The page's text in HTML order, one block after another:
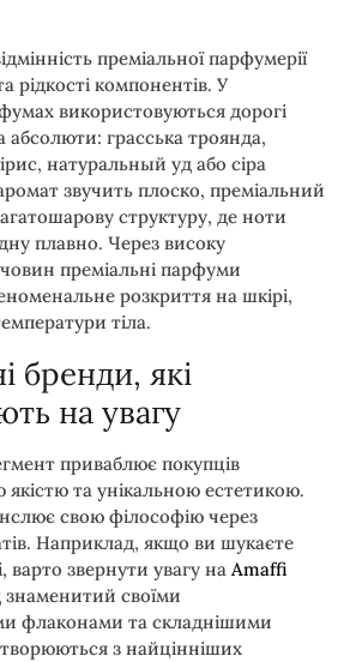
преміальної парфумерії
рідкості компонентів. У
використовуються дорогі
абсолюти: грасська троянда,
натуральный уд або сіра
звучить плоско, преміальний
структуру, де ноти
плавно. Через високу
преміальні парфуми
розкриття на шкірі,
тіла.
бренди, які
на увагу
приваблює покупців
та унікальною естетикою.
свою філософію через
Наприклад, якщо ви шукаєте
звернути увагу на Amaffi
знаменитий своїми
флаконами та складнішими
з найцінніших